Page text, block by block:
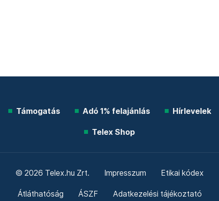
Támogatás Adó 1% felajánlás Hírlevelek
Telex Shop
© 2026 Telex.hu Zrt. Impresszum Etikai kódex
Átláthatóság ÁSZF Adatkezelési tájékoztató